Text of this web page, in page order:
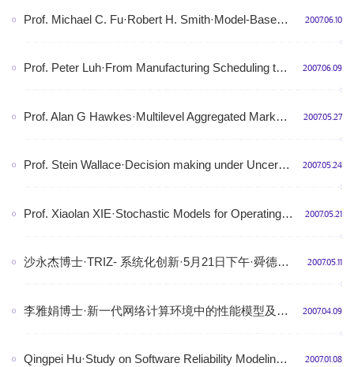
Prof. Michael C. Fu·Robert H. Smith·Model-Based Randomized Methods for Global Optimization·6月20日上午·FIT楼1-415 2007.06.10
Prof. Peter Luh·From Manufacturing Scheduling to Supply Chain Coordination: The Control of Complexity and Uncertainty·6月19日下午·舜德楼北510 2007.06.09
Prof. Alan G Hawkes·Multilevel Aggregated Markov Processes and Biological Ion Channels·6月7日下午·四教4301 2007.05.27
Prof. Stein Wallace·Decision making under Uncertainty - Introduction to Stochastic Programming·6月4日下午·四教4106 2007.05.24
Prof. Xiaolan XIE·Stochastic Models for Operating Room Planning·5月31日下午·舜德楼北510 2007.05.21
沙永杰博士·TRIZ- 系统化创新·5月21日下午·舜德楼北512 2007.05.11
李雅娟博士·新一代网络计算环境中的性能模型及其评价方法·4月19日下午·舜德楼北510 2007.04.09
Qingpei Hu·Study on Software Reliability Modeling and Analysis ·1月18日下午·舜德楼北510 2007.01.08